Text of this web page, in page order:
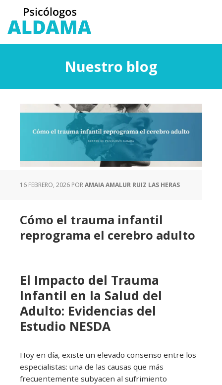
contenido
principal
barra
Nuestro blog
16 FEBRERO, 2026 PORAMAIA AMALUR RUIZ LAS HERAS
Cómo el trauma infantil
reprograma el cerebro adulto
El Impacto del Trauma
Infantil en la Salud del
Adulto: Evidencias del
Estudio NESDA
Hoy en día, existe un elevado consenso entre los
especialistas: una de las causas que más
frecuentemente subyacen al sufrimiento